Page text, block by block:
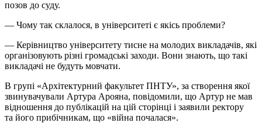
позов до суду.
— Чому так склалося, в університеті є якісь проблеми?
— Керівництво університету тисне на молодих викладачів, які
організовують різні громадські заходи. Вони знають, що такі
викладачі не будуть мовчати.
В групі «Архітектурний факультет ПНТУ», за створення якої
звинувачували Артура Арояна, повідомили, що Артур не мав
відношення до публікацій на цій сторінці і заявили ректору
та його прибічникам, що «війна почалася».